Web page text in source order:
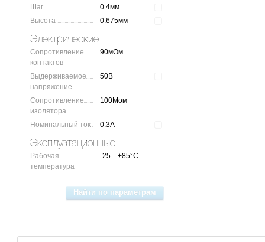
Шаг
0.4мм
Высота
0.675мм
Электрические
Сопротивление
контактов
90мОм
Выдерживаемое
напряжение
50В
Сопротивление
изолятора
100Мом
Номинальный ток 0.3А
Эксплуатационные
Рабочая
температура
-25…+85°C